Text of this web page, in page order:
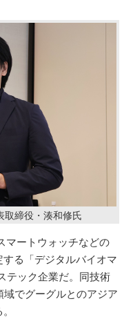
取締役・湊和修氏
マートウォッチなどの
る「デジタルバイオマ
テック企業だ。同技術
でグーグルとのアジア